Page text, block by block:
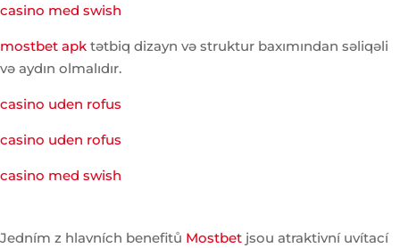
casino med swish
mostbet apk tətbiq dizayn və struktur baxımından səliqəli
və aydın olmalıdır.
casino uden rofus
casino uden rofus
casino med swish
Jedním z hlavních benefitů Mostbet jsou atraktivní uvítací